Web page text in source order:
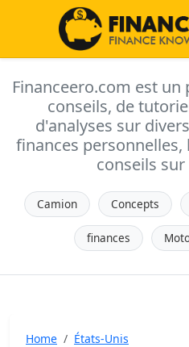
Financeero.com est
conseils, de
d'analyses sur
finances
conseils
Camion Concepts
finances
Home États-Unis